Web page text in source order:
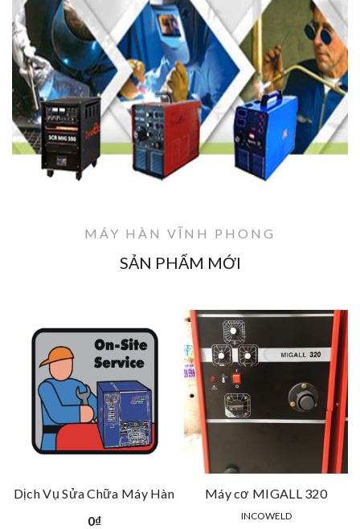
MÁY HÀN VĨNH PHONG
SẢN PHẨM MỚI
Dịch Vụ Sửa Chữa Máy Hàn
0₫
Máy cơ MIGALL 320
INCOWELD